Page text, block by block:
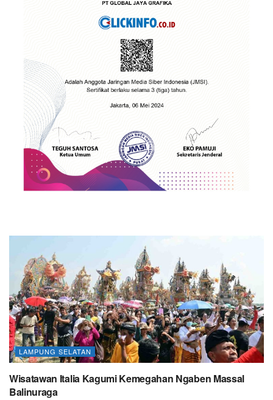
LAMPUNG SELATAN
Wisatawan Italia Kagumi Kemegahan Ngaben Massal
Balinuraga